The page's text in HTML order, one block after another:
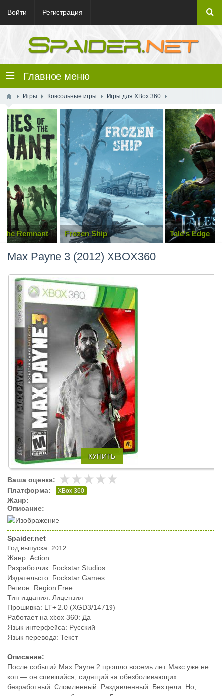
Войти Регистрация
Главное меню
Игры Консольные игры Игры для XBox 360
Remnant Frozen Ship Tale's Edge
Max Payne 3 (2012) XBOX360
КУПИТЬ
Ваша оценка:
Платформа:
XBox 360
Жанр:
Описание:
Spaider.net
Год выпуска: 2012
Жанр: Action
Разработчик: Rockstar Studios
Издательсто: Rockstar Games
Регион: Region Free
Тип издания: Лицензия
Прошивка: LT+ 2.0 (XGD3/14719)
Работает на xbox 360: Да
Язык интерфейса: Русский
Язык перевода: Текст
Описание:
После событий Max Payne 2 прошло восемь лет. Макс уже не
коп — он спившийся, сидящий на обезболивающих
безработный. Сломленный. Раздавленный. Без цели. Но,